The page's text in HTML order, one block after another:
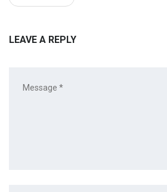
LEAVE A REPLY